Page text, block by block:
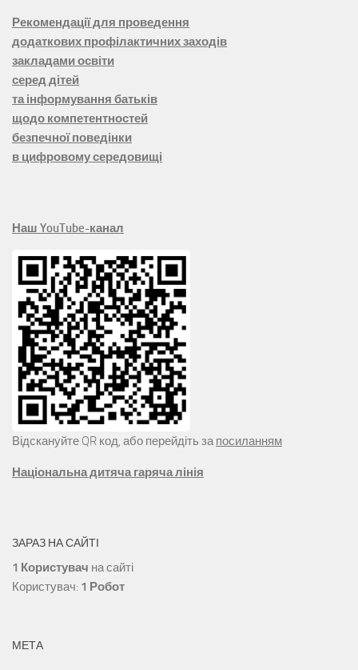
Рекомендації для проведення
додаткових профілактичних заходів
закладами освіти
серед дітей
та інформування батьків
щодо компетентностей
безпечної поведінки
в цифровому середовищі
Наш YouTube-канал
Відскануйте QR код, або перейдіть запосиланням
Національна дитяча гаряча лінія
ЗАРАЗ НА САЙТІ
1 Користувач на сайті
Користувач: 1 Робот
МЕТА